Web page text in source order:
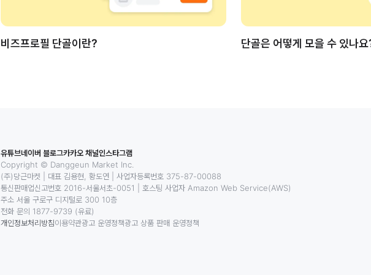
비즈프로필 단골이란? 단골은 어떻게 모을 수 있나
유튜브네이버 블로그카카오 채널인스타그램
Copyright © Danggeun Market Inc.
(주)당근마켓
대표 김용현, 황도연
사업자등록번호 375-87-00088
통신판매업신고번호 2016-서울서초-0051
호스팅 사업자 Amazon Web Service(AWS)
주소 서울 구로구 디지털로 300 10층
전화 문의 1877-9739 (유료)
개인정보처리방침이용약관광고 운영정책광고 상품 판매 운영정책